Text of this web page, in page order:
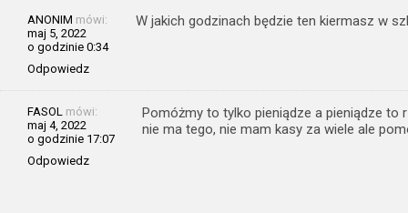
ANONIM mówi:
maj 5, 2022
o godzinie 0:34
Odpowiedz
W jakich godzinach będzie ten kiermasz w
FASOL mówi:
maj 4, 2022
o godzinie 17:07
Odpowiedz
Pomóżmy to tylko pieniądze a pieniądze
nie ma tego, nie mam kasy za wiele ale